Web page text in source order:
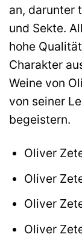
an, darunter
und Sekte.
hohe
Charakter
Weine von
von seiner
begeistern.
Oliver
Oliver
Oliver
Oliver